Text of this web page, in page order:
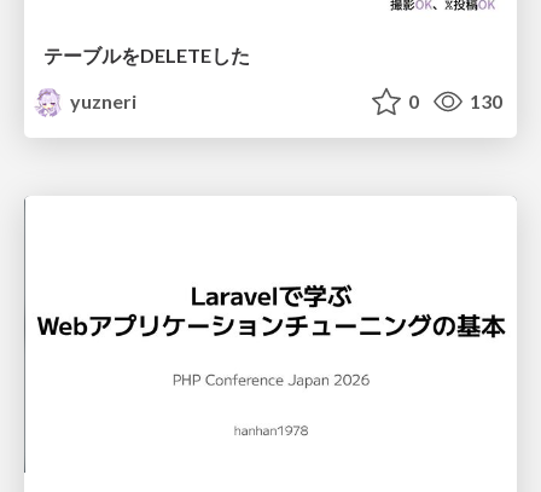
テーブルをDELETEした
yuzneri
0 130